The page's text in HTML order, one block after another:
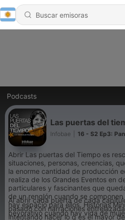
Podcasts
Las puertas del
Infobae 16 - S2 Ep3:
Abrir Las puertas del Tiempo es
situaciones, personas, creencias,
la enorme cantidad de producción
realiza de los Grandes Eventos en
particulares y fascinantes que
de un renglón cuando se
hay espacio para ellos. Historias
peyorativo cuando hay vida de
Al abrir cada puerta de cada
pasado con narraciones
intentando hacer lo q es el mayor